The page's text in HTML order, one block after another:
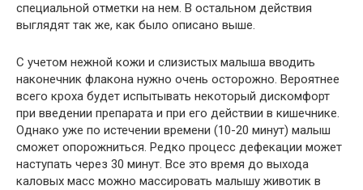
специальной отметки на нем. В остальном действия
выглядят так же, как было описано выше.
С учетом нежной кожи и слизистых малыша вводить
наконечник флакона нужно очень осторожно. Вероятнее
всего кроха будет испытывать некоторый дискомфорт
при введении препарата и при его действии в кишечнике.
Однако уже по истечении времени (10-20 минут) малыш
сможет опорожниться. Редко процесс дефекации может
наступать через 30 минут. Все это время до выхода
каловых масс можно массировать малышу животик в